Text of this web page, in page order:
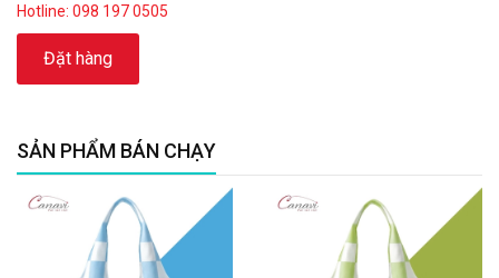
Hotline: 098 197 0505
Đặt hàng
SẢN PHẨM BÁN CHẠY